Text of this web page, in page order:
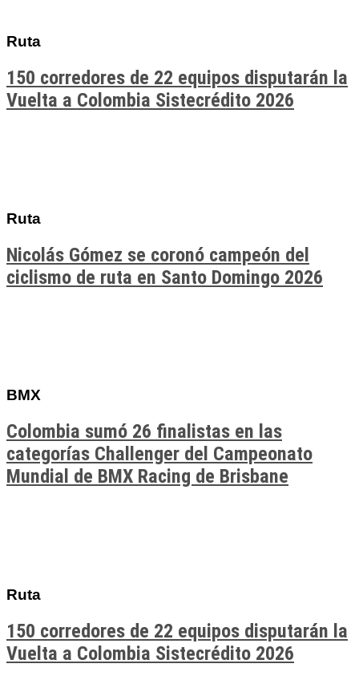
Ruta
150 corredores de 22 equipos disputarán la
Vuelta a Colombia Sistecrédito 2026
Ruta
Nicolás Gómez se coronó campeón del
ciclismo de ruta en Santo Domingo 2026
BMX
Colombia sumó 26 finalistas en las
categorías Challenger del Campeonato
Mundial de BMX Racing de Brisbane
Ruta
150 corredores de 22 equipos disputarán la
Vuelta a Colombia Sistecrédito 2026